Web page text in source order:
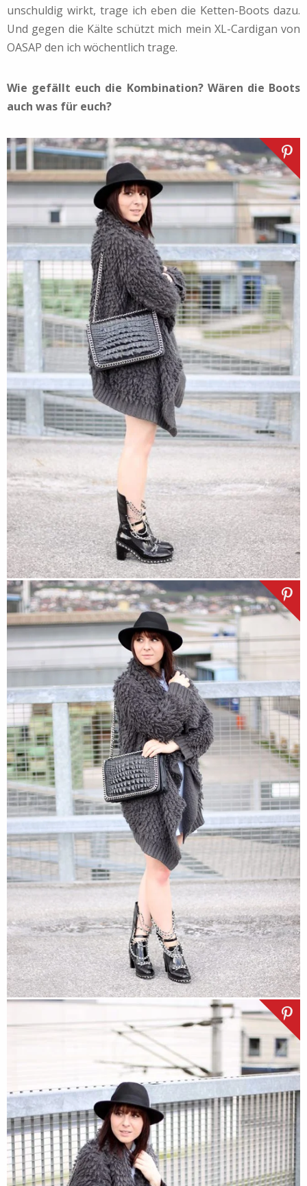
unschuldig wirkt, trage ich eben die Ketten-Boots dazu.
Und gegen die Kälte schützt mich mein XL-Cardigan von
OASAP den ich wöchentlich trage.
Wie gefällt euch die Kombination? Wären die Boots
auch was für euch?